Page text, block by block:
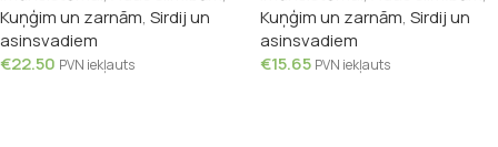
Kuņģim un zarnām, Sirdij un
asinsvadiem
€22.50 PVN iekļauts
Kuņģim un zarnām, Sirdij un
asinsvadiem
€15.65 PVN iekļauts